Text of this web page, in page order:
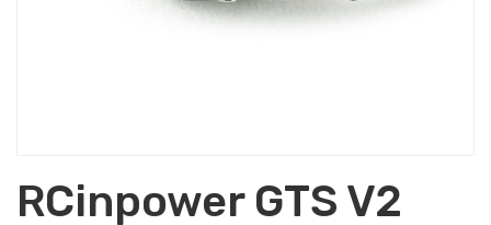
RCinpower GTS V2